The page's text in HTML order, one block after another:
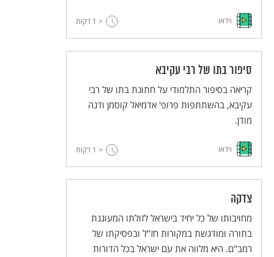
וידאו < 1 דקות
סיפור בתו של רבי עקיבא
קריאה בסיפור התלמודי על חתונת בתו של רבי
עקיבא, בהשתתפות פרופ' אדמיאל קוסמן ודנה
מודן.
וידאו < 1 דקות
צדקה
מחויבותו של כל יחיד בישראל לזולתו המעוגנת
בתורה ומודגשת במקורות חז"ל ובפסיקתו של
רמב"ם. היא מלווה את עם ישראל בכל הדורות